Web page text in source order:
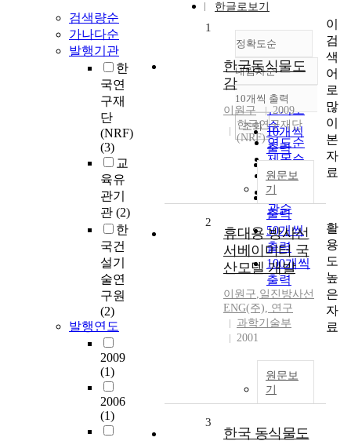
검색량순
가나다순
발행기관
한
국연
구재
단
(NRF)
(3)
교
육유
관기
관 (2)
한
국건
설기
술연
구원
(2)
발행연도
2009
(1)
2006
(1)
한글로보기
정확도순
정확도
순
인기도
순
연도순
제목순
저자순
발행기
관순
내림차순
내림차순
10개씩 출력
10개씩
출력
20개씩
출력
30개씩
출력
50개씩
출력
100개씩
출력
조회
1
한국동식물도
감
이원구
2009
한국연구재단
(NRF)
원문보
기
2
휴대용 방사선
서베이미터 국
산모델 개발
이원구,일진방사선
ENG(주), 연구
과학기술부
2001
원문보
기
3
한국 동식물도
이
검
색
어
로
많
이
본
자
료
활
용
도
높
은
자
료